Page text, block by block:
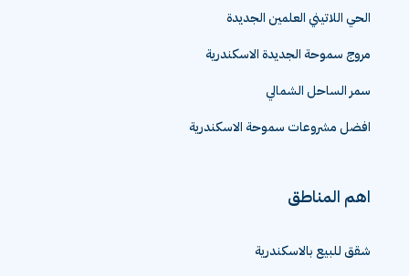
الحي اللاتيني العلمين الجديدة
مروج سموحة الجديدة الاسكندرية
سمر الساحل الشمالي
افضل مشروعات سموحة الاسكندرية
اهم المناطق
شقق للبيع بالاسكندرية